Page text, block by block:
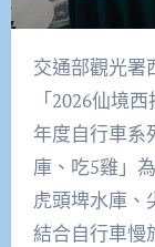
交通部觀光署西拉雅國家風景區管理處6月16日舉辦
「2026仙境
年度自行車系
庫、吃5雞」
虎頭埤水庫、
結合自行車慢